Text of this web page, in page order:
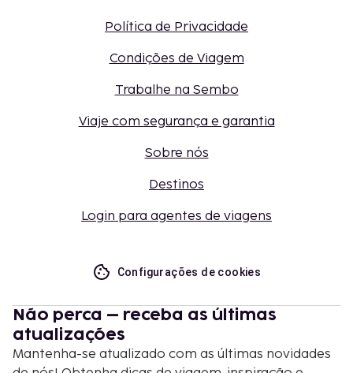
Política de Privacidade
Condições de Viagem
Trabalhe na Sembo
Viaje com segurança e garantia
Sobre nós
Destinos
Login para agentes de viagens
Configurações de cookies
Não perca – receba as últimas
atualizações
Mantenha-se atualizado com as últimas novidades